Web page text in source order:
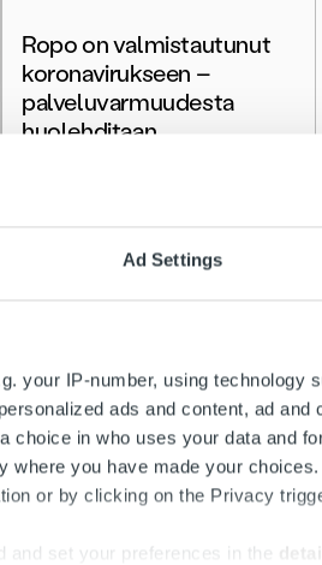
Ad Settings
your IP-number, using technology
ads and content, ad and
choice in who uses your data and
you have made your
or by clicking on the Privacy
and set your preferences in the
Ropo on valmistautunut
koronavirukseen –
palveluvarmuudesta
huolehditaan
Lue lisää